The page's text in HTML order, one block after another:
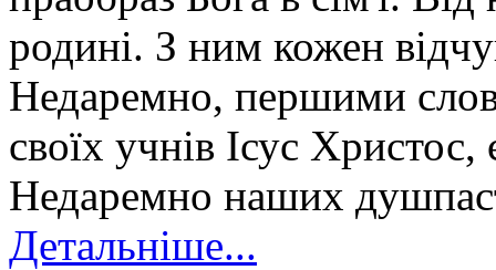
родині. З ним кожен
Недаремно, першими
своїх учнів Ісус
Недаремно наших
Детальніше...